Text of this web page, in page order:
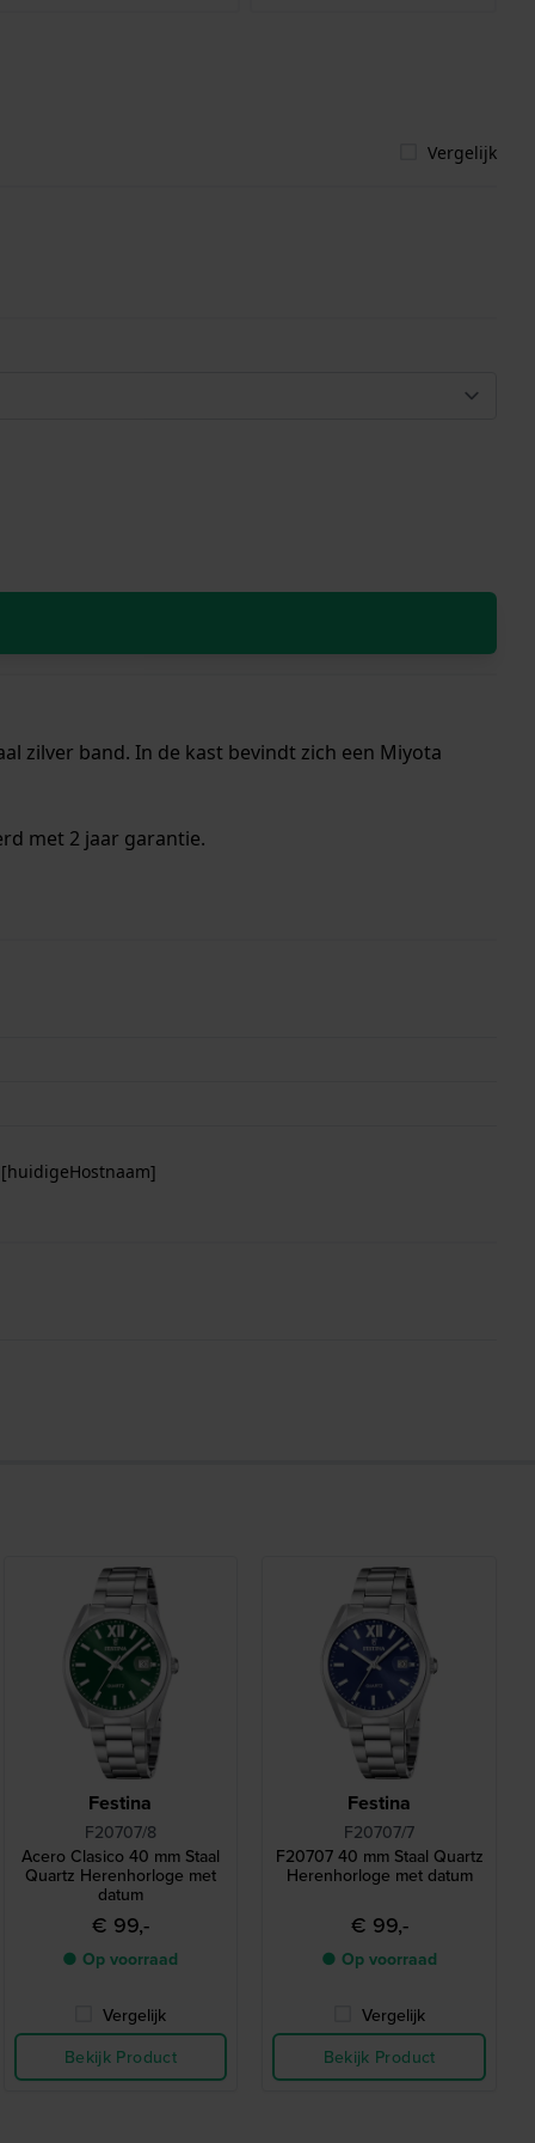
Vergelijk
zilver band. In de kast bevindt zich een Miyota
met 2 jaar garantie.
Festina
F20707/8
Acero Clasico 40 mm Staal
Quartz Herenhorloge met
datum
€ 99,-
● Op voorraad
Vergelijk
Bekijk Product
Festina
F20707/7
F20707 40 mm Staal Quartz
Herenhorloge met datum
€ 99,-
● Op voorraad
Vergelijk
Bekijk Product